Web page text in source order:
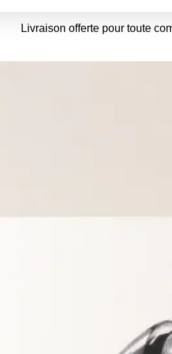
Livraison offerte pour toute